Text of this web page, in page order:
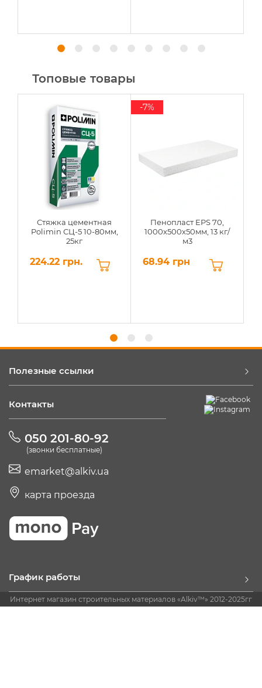
Топовые товары
Стяжка цементная
Polimin СЦ-5 10-80мм,
25кг
224.22 грн.
Пенопласт EPS 70,
1000х500х50мм, 13 кг/
м3
68.94 грн
-7%
Полезные ссылки
Контакты
050 201-80-92
(звонки бесплатные)
emarket@alkiv.ua
карта проезда
График работы
Интернет магазин строительных материалов «Alkiv™» 2012-2025гг